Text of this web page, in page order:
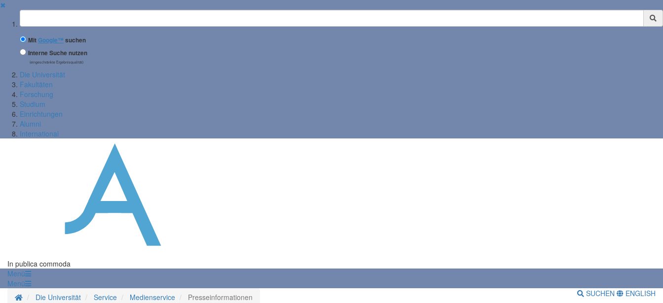
✖
Suchbegriff
MitGoogle™ suchen
Interne Suche nutzen
(eingeschränkte Ergebnisqualität)
Die Universität
Fakultäten
Forschung
Studium
Einrichtungen
Alumni
International
In publica commoda
Menü
Menü
StartseiteDie Universität Service Medienservice Presseinformationen SUCHEN ENGLISH